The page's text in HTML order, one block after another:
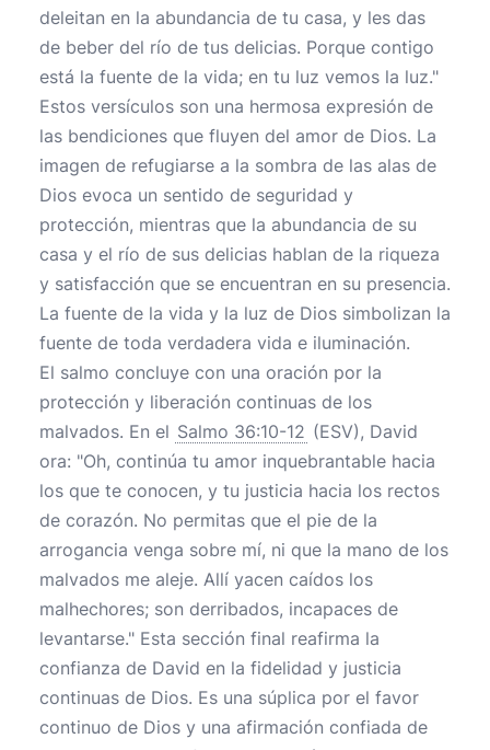
deleitan en la abundancia de tu casa, y les das
de beber del río de tus delicias. Porque contigo
está la fuente de la vida; en tu luz vemos la luz."
Estos versículos son una hermosa expresión de
las bendiciones que fluyen del amor de Dios. La
imagen de refugiarse a la sombra de las alas de
Dios evoca un sentido de seguridad y
protección, mientras que la abundancia de su
casa y el río de sus delicias hablan de la riqueza
y satisfacción que se encuentran en su presencia.
La fuente de la vida y la luz de Dios simbolizan la
fuente de toda verdadera vida e iluminación.
El salmo concluye con una oración por la
protección y liberación continuas de los
malvados. En el Salmo 36:10-12 (ESV), David
ora: "Oh, continúa tu amor inquebrantable hacia
los que te conocen, y tu justicia hacia los rectos
de corazón. No permitas que el pie de la
arrogancia venga sobre mí, ni que la mano de los
malvados me aleje. Allí yacen caídos los
malhechores; son derribados, incapaces de
levantarse." Esta sección final reafirma la
confianza de David en la fidelidad y justicia
continuas de Dios. Es una súplica por el favor
continuo de Dios y una afirmación confiada de